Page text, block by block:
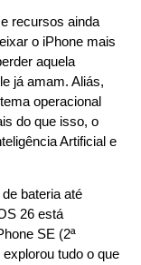
recursos ainda
o iPhone mais
aquela
já amam. Aliás,
operacional
do que isso, o
Artificial e
bateria até
26 está
SE (2ª
tudo o que